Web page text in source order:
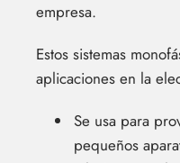
empresa.
Estos sistemas
aplicaciones en la
Se usa para
pequeños